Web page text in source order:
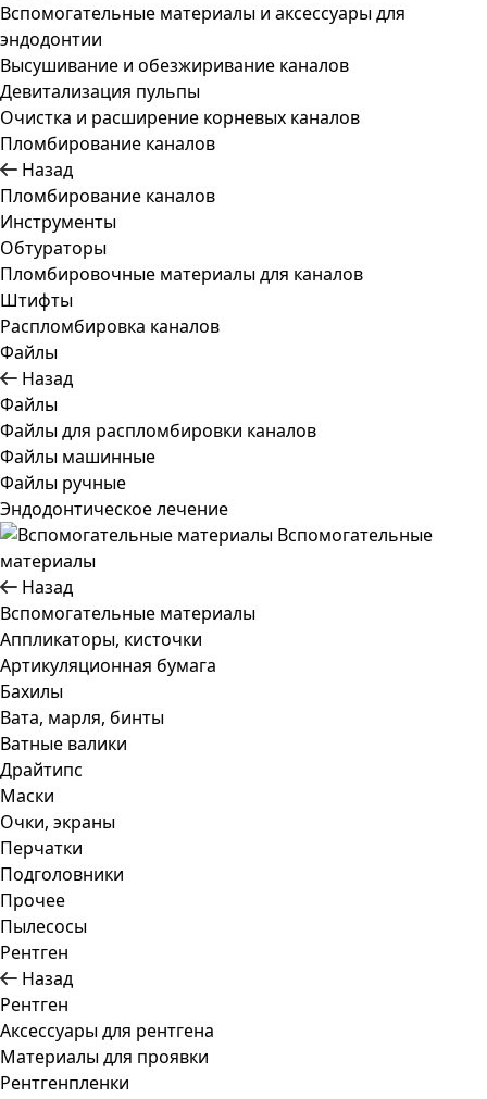
Вспомогательные материалы и аксессуары для
эндодонтии
Высушивание и обезжиривание каналов
Девитализация пульпы
Очистка и расширение корневых каналов
Пломбирование каналов
Назад
Пломбирование каналов
Инструменты
Обтураторы
Пломбировочные материалы для каналов
Штифты
Распломбировка каналов
Файлы
Назад
Файлы
Файлы для распломбировки каналов
Файлы машинные
Файлы ручные
Эндодонтическое лечение
Вспомогательные
материалы
Назад
Вспомогательные материалы
Аппликаторы, кисточки
Артикуляционная бумага
Бахилы
Вата, марля, бинты
Ватные валики
Драйтипс
Маски
Очки, экраны
Перчатки
Подголовники
Прочее
Пылесосы
Рентген
Назад
Рентген
Аксессуары для рентгена
Материалы для проявки
Рентгенпленки